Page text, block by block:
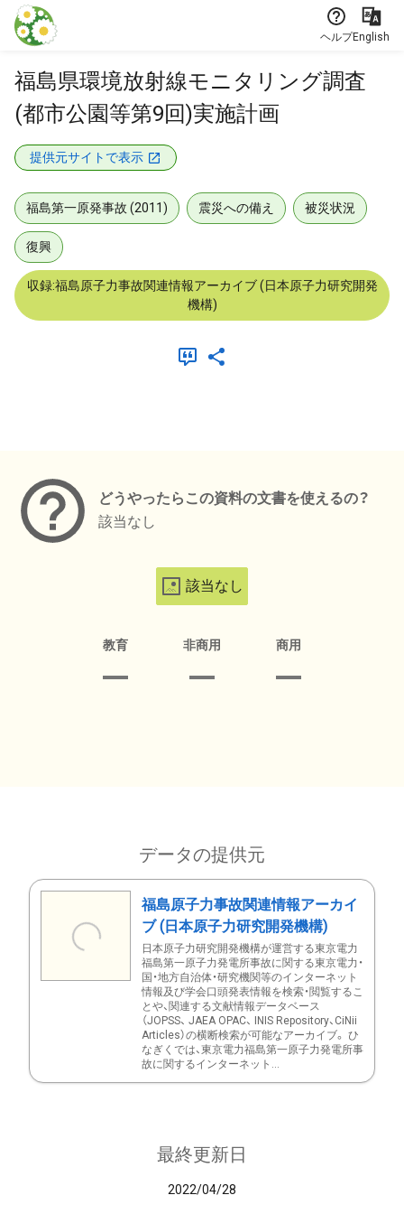
本文に飛ぶ
ヘルプEnglish
福島県環境放射線モニタリング調査
(都市公園等第9回)実施計画
提供元サイトで表示
福島第一原発事故 (2011) 震災への備え 被災状況
復興
収録:福島原子力事故関連情報アーカイブ (日本原子力研究開発
機構)
どうやったらこの資料の文書を使えるの？
該当なし
該当なし
教育 非商用 商用
データの提供元
福島原子力事故関連情報アーカイ
ブ (日本原子力研究開発機構)
日本原子力研究開発機構が運営する東京電力
福島第一原子力発電所事故に関する東京電力・
国・地方自治体・研究機関等のインターネット
情報及び学会口頭発表情報を検索・閲覧するこ
とや、関連する文献情報データベース
（JOPSS、 JAEA OPAC、 INIS Repository、CiNii
Articles）の横断検索が可能なアーカイブ。 ひ
なぎくでは、東京電力福島第一原子力発電所事
故に関するインターネット...
最終更新日
2022/04/28